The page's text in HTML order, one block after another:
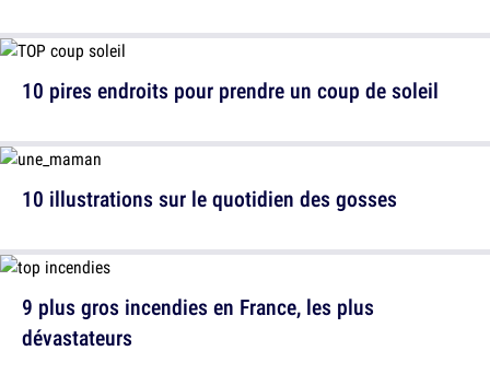
10 illustrations sur le quotidien des gosses
10 pires endroits pour prendre un coup de soleil
9 plus gros incendies en France, les plus
dévastateurs